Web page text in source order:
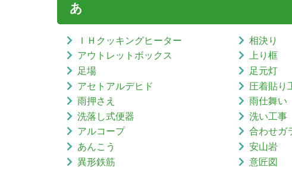
あ
ＩＨクッキングヒーター 相決り
アウトレットボックス
上り框
足場
足元灯
アセトアルデヒド
圧着貼り
雨押さえ
雨仕舞い
洗落し式便器
洗い工事
アルコープ
合わせガ
あんこう
安山岩
異形鉄筋
意匠図